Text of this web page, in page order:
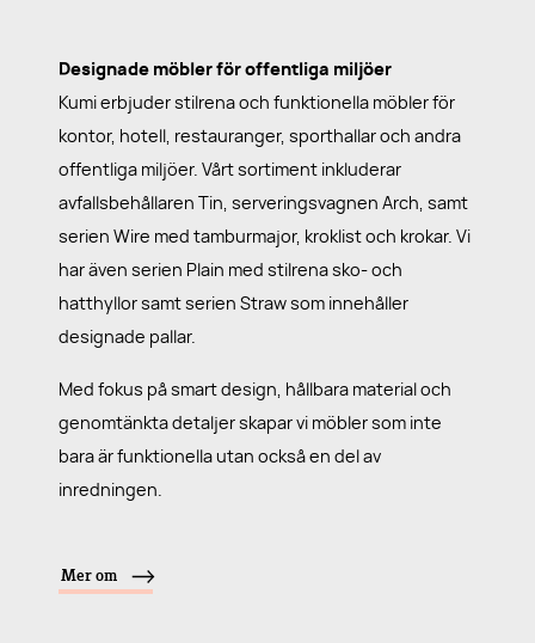
Designade möbler för offentliga miljöer
Kumi erbjuder stilrena och funktionella möbler för
kontor, hotell, restauranger, sporthallar och andra
offentliga miljöer. Vårt sortiment inkluderar
avfallsbehållaren Tin, serveringsvagnen Arch, samt
serien Wire med tamburmajor, kroklist och krokar. Vi
har även serien Plain med stilrena sko- och
hatthyllor samt serien Straw som innehåller
designade pallar.
Med fokus på smart design, hållbara material och
genomtänkta detaljer skapar vi möbler som inte
bara är funktionella utan också en del av
inredningen.
Mer om